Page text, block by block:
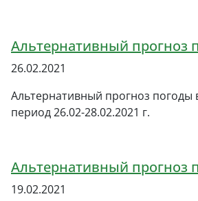
Альтернативный прогноз
26.02.2021
Альтернативный прогноз погоды
период 26.02-28.02.2021 г.
Альтернативный прогноз
19.02.2021